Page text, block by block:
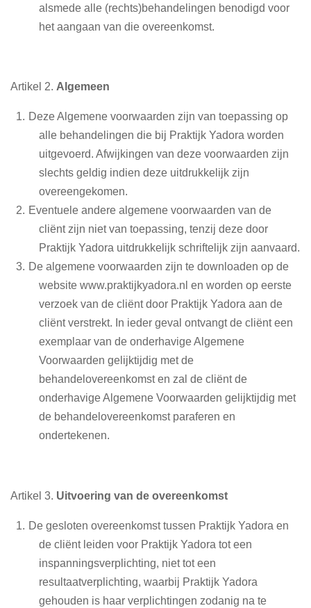
alsmede alle (rechts)behandelingen benodigd voor
het aangaan van die overeenkomst.
Artikel 2. Algemeen
Deze Algemene voorwaarden zijn van toepassing op
alle behandelingen die bij Praktijk Yadora worden
uitgevoerd. Afwijkingen van deze voorwaarden zijn
slechts geldig indien deze uitdrukkelijk zijn
overeengekomen.
Eventuele andere algemene voorwaarden van de
cliënt zijn niet van toepassing, tenzij deze door
Praktijk Yadora uitdrukkelijk schriftelijk zijn aanvaard.
De algemene voorwaarden zijn te downloaden op de
website www.praktijkyadora.nl en worden op eerste
verzoek van de cliënt door Praktijk Yadora aan de
cliënt verstrekt. In ieder geval ontvangt de cliënt een
exemplaar van de onderhavige Algemene
Voorwaarden gelijktijdig met de
behandelovereenkomst en zal de cliënt de
onderhavige Algemene Voorwaarden gelijktijdig met
de behandelovereenkomst paraferen en
ondertekenen.
Artikel 3. Uitvoering van de overeenkomst
De gesloten overeenkomst tussen Praktijk Yadora en
de cliënt leiden voor Praktijk Yadora tot een
inspanningsverplichting, niet tot een
resultaatverplichting, waarbij Praktijk Yadora
gehouden is haar verplichtingen zodanig na te